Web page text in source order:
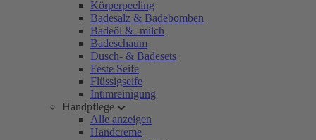
Körperpeeling
Badesalz & Badebomben
Badeöl & -milch
Badeschaum
Dusch- & Badesets
Feste Seife
Flüssigseife
Intimreinigung
Handpflege
Alle anzeigen
Handcreme